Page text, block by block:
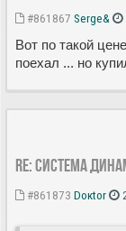
#861867 Serge&
Вот по такой
поехал ... но
Re: Система
#861873 Doкtor